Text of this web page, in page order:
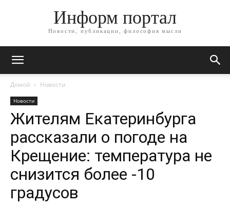
Информ портал
Новости, публикации, философия мысли
Домой Новости
Новости
Жителям Екатеринбурга
рассказали о погоде на
Крещение: температура не
снизится более -10
градусов